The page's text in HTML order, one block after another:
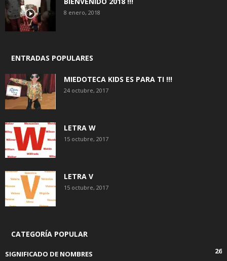
8 enero, 2018
ENTRADAS POPULARES
MIEDOTECA KIDS ES PARA TI !!!
24 octubre, 2017
LETRA W
15 octubre, 2017
LETRA V
15 octubre, 2017
CATEGORÍA POPULAR
SIGNIFICADO DE NOMBRES
26